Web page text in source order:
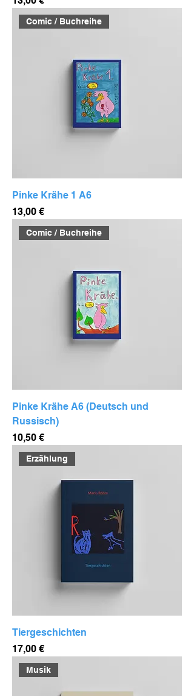
Comic / Buchreihe
Pinke Krähe 1 A6
Preis
13,00 €
Comic / Buchreihe
Pinke Krähe A6 (Deutsch und
Russisch)
Preis
10,50 €
Erzählung
Tiergeschichten
Preis
17,00 €
Musik